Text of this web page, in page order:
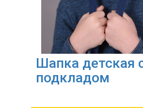
Шапка детская
подкладом